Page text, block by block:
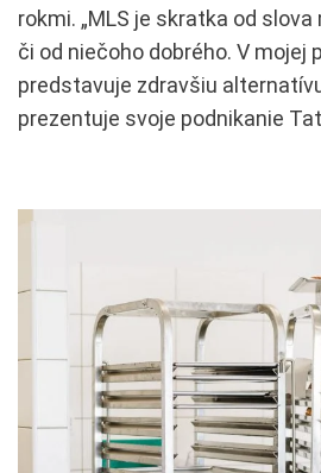
rokmi. „MLS je skratka od
či od niečoho dobrého. V mojej
predstavuje zdravšiu
prezentuje svoje podnikanie